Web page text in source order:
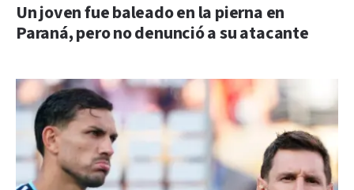
Un joven fue baleado en la pierna en
Paraná, pero no denunció a su atacante